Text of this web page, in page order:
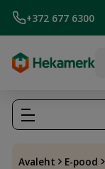
+372 677 6300
Avaleht E-pood